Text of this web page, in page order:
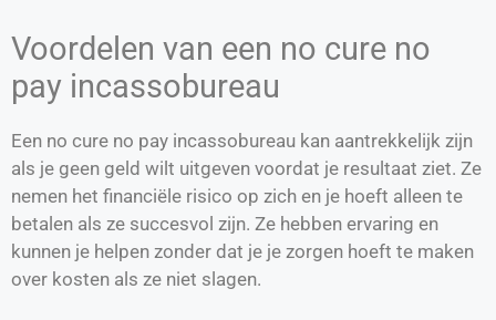
Voordelen van een no cure no
pay incassobureau
Een no cure no pay incassobureau kan aantrekkelijk zijn
als je geen geld wilt uitgeven voordat je resultaat ziet. Ze
nemen het financiële risico op zich en je hoeft alleen te
betalen als ze succesvol zijn. Ze hebben ervaring en
kunnen je helpen zonder dat je je zorgen hoeft te maken
over kosten als ze niet slagen.